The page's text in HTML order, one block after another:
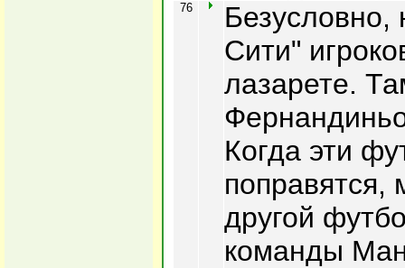
76
Безусловно,
Сити"
лазарете.
Когда эти
другой
команды